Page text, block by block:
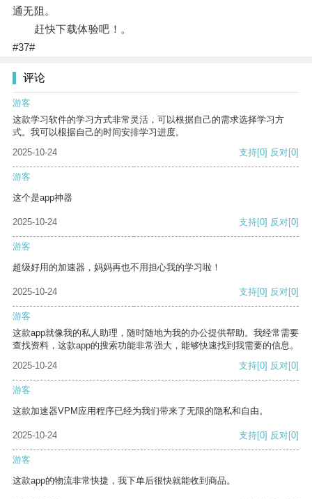
通无阻。
赶快下载体验吧！。
#37#
评论
游客
这款学习软件的学习方式非常灵活，可以根据自己的需求选择学习方
式。我可以根据自己的时间安排学习进度。
2025-10-24
支持[0] 反对[0]
游客
这个是app神器
2025-10-24 支持[0] 反对[0]
游客
超级好用的加速器，妈妈再也不用担心我的学习啦！
2025-10-24 支持[0] 反对[0]
游客
这款app就像我的私人助理，随时随地为我的办公提供帮助。我经常需要
查找资料，这款app的搜索功能非常强大，能够快速找到我需要的信息。
2025-10-24
支持[0] 反对[0]
游客
这款加速器VPM应用程序已经为我们带来了无限的隐私和自由。
2025-10-24 支持[0] 反对[0]
游客
这款app的物流非常快捷，我下单后很快就能收到商品。